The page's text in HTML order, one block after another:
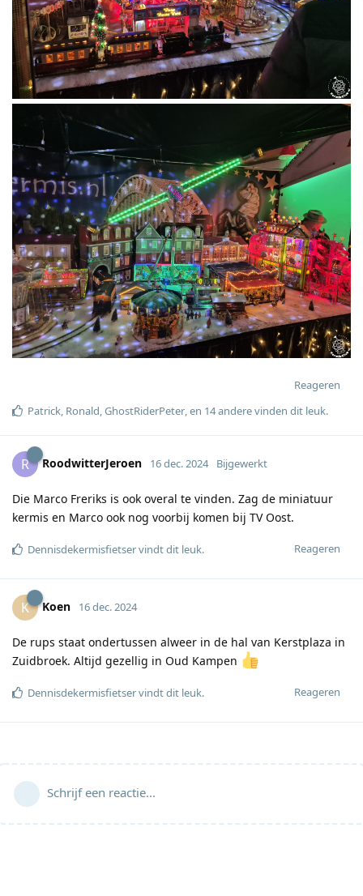
Reageren
Patrick, Ronald,GhostRiderPeter, en 14anderevinden dit leuk.
R RoodwitterJeroen 16 dec. 2024 Bijgewerkt
Die Marco Freriks is ook overal te vinden. Zag de miniatuur
kermis en Marco ook nog voorbij komen bij TV Oost.
Reageren
Dennisdekermisfietservindt dit leuk.
K Koen 16 dec. 2024
De rups staat ondertussen alweer in de hal van Kerstplaza in
Zuidbroek. Altijd gezellig in Oud Kampen
Reageren
Dennisdekermisfietservindt dit leuk.
Schrijf een reactie...